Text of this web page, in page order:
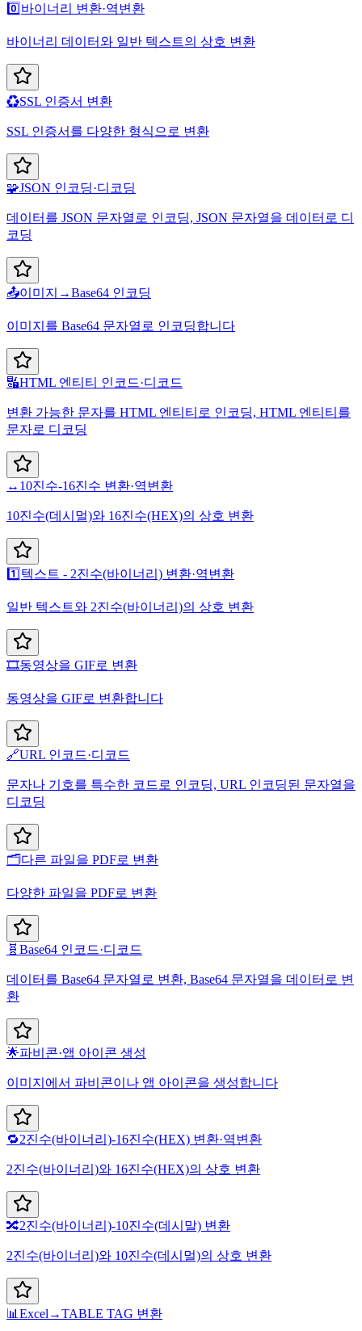
0️⃣ 바이너리 변환·역변환
바이너리 데이터와 일반 텍스트의 상호 변환
♻️SSL 인증서 변환
SSL 인증서를 다양한 형식으로 변환
🧩JSON 인코딩·디코딩
데이터를 JSON 문자열로 인코딩, JSON 문자열을 데이터로 디
코딩
📤이미지→Base64 인코딩
이미지를 Base64 문자열로 인코딩합니다
🔣HTML 엔티티 인코드·디코드
변환 가능한 문자를 HTML 엔티티로 인코딩, HTML 엔티티를
문자로 디코딩
↔️ 10진수-16진수 변환·역변환
10진수(데시멀)와 16진수(HEX)의 상호 변환
1️⃣ 텍스트 - 2진수(바이너리) 변환·역변환
일반 텍스트와 2진수(바이너리)의 상호 변환
🎞️동영상을 GIF로 변환
동영상을 GIF로 변환합니다
🔗URL 인코드·디코드
문자나 기호를 특수한 코드로 인코딩, URL 인코딩된 문자열을
디코딩
🗂️다른 파일을 PDF로 변환
다양한 파일을 PDF로 변환
🧬 Base64 인코드·디코드
데이터를 Base64 문자열로 변환, Base64 문자열을 데이터로 변
환
🌟파비콘·앱 아이콘 생성
이미지에서 파비콘이나 앱 아이콘을 생성합니다
🔁2진수(바이너리)-16진수(HEX) 변환·역변환
2진수(바이너리)와 16진수(HEX)의 상호 변환
🔀2진수(바이너리)-10진수(데시말) 변환
2진수(바이너리)와 10진수(데시멀)의 상호 변환
📊 Excel→TABLE TAG 변환